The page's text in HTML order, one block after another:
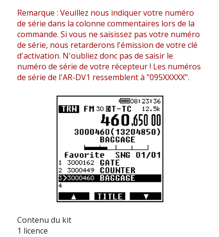
Remarque : Veuillez nous indiquer votre numéro
de série dans la colonne commentaires lors de la
commande. Si vous ne saisissez pas votre numéro
de série, nous retarderons l'émission de votre clé
d'activation. N'oubliez donc pas de saisir le
numéro de série de votre récepteur ! Les numéros
de série de l'AR-DV1 ressemblent à "095XXXXX".
Contenu du kit
1 licence